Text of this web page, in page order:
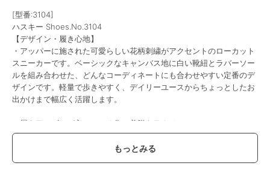
[型番:3104]
ハスキー Shoes.No.3104
【デザイン・履き心地】
・アッパーに施された可愛らしい花柄刺繍がアクセントのローカット
スニーカーです。ベーシックなキャンバス地に白い靴紐とラバーソー
ルを組み合わせた、どんなコーディネートにも合わせやすい定番のデ
ザインです。軽量で歩きやすく、デイリーユースからちょっとしたお
出かけまで幅広く活躍します。
・履き口にゴムが入っている為、着脱もラクチン。
紐を外してスリッポンとして使用できるなど汎用性の高い商品です。
「デザイン」「ディティール」「履き心地」「機能性」とすべての面
において従来の定番品よりほんの少しづつアップデートされたローテ